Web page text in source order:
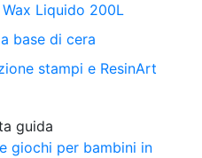
Liquido 200L
base di cera
stampi e ResinArt
guida